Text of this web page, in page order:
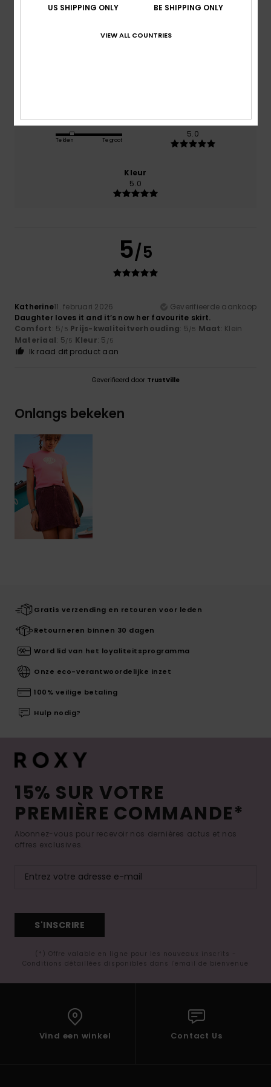
5.0
Maat
Te klein Te groot
Materiaal
5.0
Kleur
5.0
5/5
Katherine11. februari 2026
Geverifieerde aankoop
Daughter loves it and it’s now her favourite skirt.
Comfort: 5/5 Prijs-kwaliteitverhouding: 5/5 Maat: Klein
Materiaal: 5/5 Kleur: 5 /5
Ik raad dit product aan
Geverifieerd door TrustVille
Onlangs bekeken
Gratis verzending en retouren voor leden
Retourneren binnen 30 dagen
Word lid van het loyaliteitsprogramma
Onze eco-verantwoordelijke inzet
100% veilige betaling
Hulp nodig?
15% SUR VOTRE
PREMIÈRE COMMANDE*
Abonnez-vous pour recevoir nos dernières actus et nos
offres exclusives.
S'INSCRIRE
(*) Offre valable en ligne pour les nouveaux inscrits -
Conditions détaillées disponibles dans l'email de bienvenue
Vind een winkel Contact Us
US SHIPPING ONLY BE SHIPPING ONLY
VIEW ALL COUNTRIES